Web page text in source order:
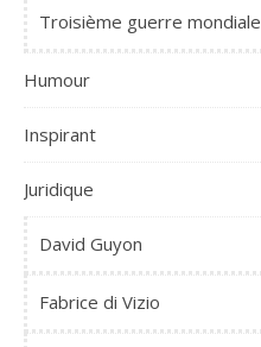
Troisième guerre mondiale
Humour
Inspirant
Juridique
David Guyon
Fabrice di Vizio